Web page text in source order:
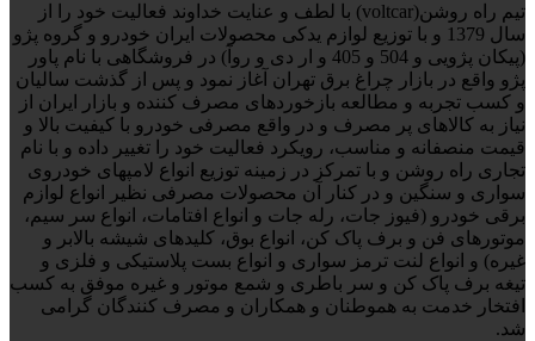
تیم راه روشن(voltcar) با لطف و عنایت خداوند فعالیت خود را از
سال 1379 و با توزیع لوازم یدکی محصولات ایران خودرو و گروه پژو
(پیکان پژویی و 504 و 405 و ار دی و روآ) در فروشگاهی با نام پاور
پژو واقع در بازار چراغ برق تهران آغاز نمود و پس از گذشت سالیان
و کسب تجربه و مطالعه بازخوردهای مصرف کننده و بازار ایران از
نیاز به کالاهای پر مصرف و در واقع مصرفی خودرو با کیفیت بالا و
قیمت منصفانه و مناسب، رویکرد فعالیت خود را تغییر داده و با نام
تجاری راه روشن و با تمرکز در زمینه توزیع انواع لامپهای خودروی
سواری و سنگین و در کنار آن محصولات مصرفی نظیر انواع لوازم
برقی خودرو (فیوز جات، رله جات و انواع افتامات، انواع سر سیم،
موتورهای فن و برف پاک کن، انواع بوق، کلیدهای شیشه بالابر و
غیره) و انواع لنت ترمز سواری و انواع بست پلاستیکی و فلزی و
تیغه برف پاک کن و سر باطری و شمع موتور و غیره موفق به کسب
افتخار خدمت به هموطنان و همکاران و مصرف کنندگان گرامی
شد.